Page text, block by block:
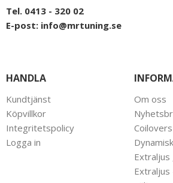
Tel. 0413 - 320 02
E-post: info@mrtuning.se
HANDLA
Kundtjänst
Köpvillkor
Integritetspolicy
Logga in
Om oss
Coilovers
Extraljus
Extraljus